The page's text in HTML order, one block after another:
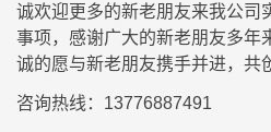
诚欢迎更多的新老朋友来我公司
事项，感谢广大的新老朋友多年
诚的愿与新老朋友携手并进，共
咨询热线：13776887491